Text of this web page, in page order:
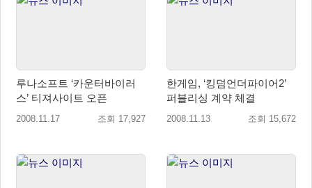
루나소프트 ‘카운터바이러
스’ 티져사이트 오픈
2008.11.17 조회 17,927
한게임, ‘킹덤언더파이어2’
퍼블리싱 계약 체결
2008.11.13 조회 15,672